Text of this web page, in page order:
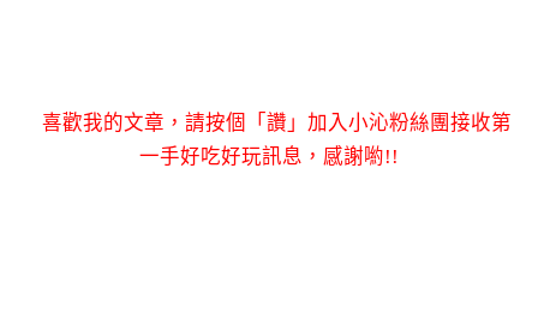
喜歡我的文章，請按個「讚」加入小沁粉絲團接收第
一手好吃好玩訊息，感謝喲!!